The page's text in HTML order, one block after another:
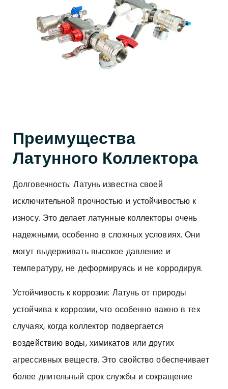
Преимущества
Латунного Коллектора
Долговечность: Латунь известна своей
исключительной прочностью и устойчивостью к
износу. Это делает латунные коллекторы очень
надежными, особенно в сложных условиях. Они
могут выдерживать высокое давление и
температуру, не деформируясь и не корродируя.
Устойчивость к коррозии: Латунь от природы
устойчива к коррозии, что особенно важно в тех
случаях, когда коллектор подвергается
воздействию воды, химикатов или других
агрессивных веществ. Это свойство обеспечивает
более длительный срок службы и сокращение